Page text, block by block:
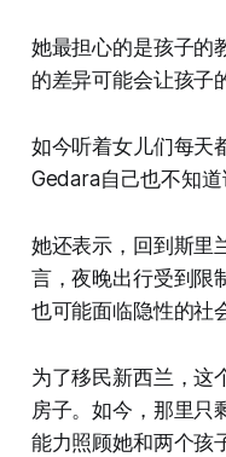
她最担心的是孩子的
的差异可能会让孩子
如今听着女儿们每天
Gedara自己也不知道
她还表示，回到斯里
言，夜晚出行受到限
也可能面临隐性的社
为了移民新西兰，这
房子。如今，那里只
能力照顾她和两个孩